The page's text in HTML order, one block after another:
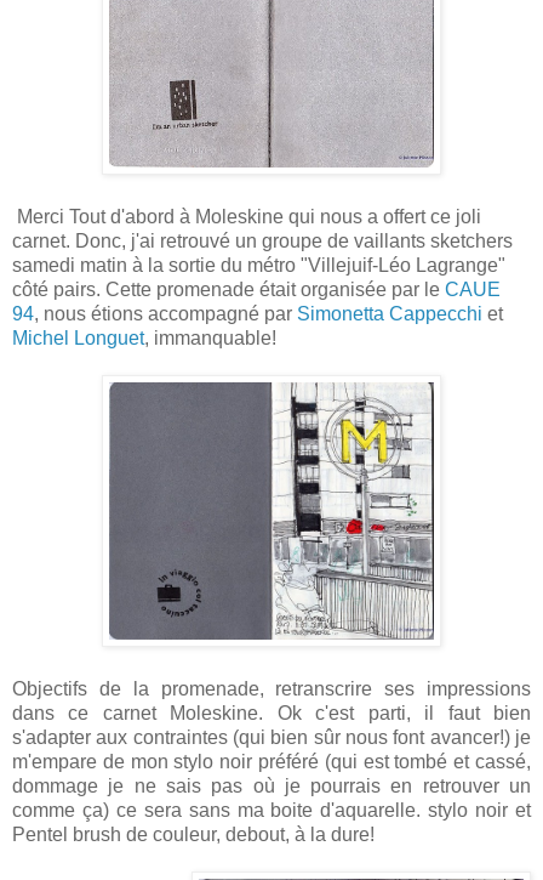
Merci Tout d'abord à Moleskine qui nous a offert ce joli
carnet. Donc, j'ai retrouvé un groupe de vaillants sketchers
samedi matin à la sortie du métro "Villejuif-Léo Lagrange"
côté pairs. Cette promenade était organisée par le CAUE
94, nous étions accompagné par Simonetta Cappecchi et
Michel Longuet, immanquable!
Objectifs de la promenade, retranscrire ses impressions
dans ce carnet Moleskine. Ok c'est parti, il faut bien
s'adapter aux contraintes (qui bien sûr nous font avancer!) je
m'empare de mon stylo noir préféré (qui est tombé et cassé,
dommage je ne sais pas où je pourrais en retrouver un
comme ça) ce sera sans ma boite d'aquarelle. stylo noir et
Pentel brush de couleur, debout, à la dure!